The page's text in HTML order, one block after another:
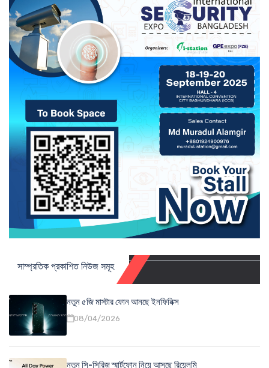
সাম্প্রতিক প্রকাশিত নিউজ সমূহ
নতুন ৫জি মাস্টার ফোন আনছে ইনফিনিক্স
08/04/2026
নতুন সি-সিরিজ স্মার্টফোন নিয়ে আসছে রিয়েলমি